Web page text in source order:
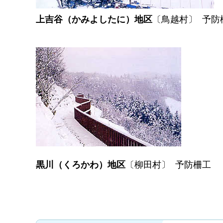
上吉谷（かみよしたに）地区 〔鳥越村〕 予防
黒川（くろかわ）地区 〔柳田村〕 予防柵工